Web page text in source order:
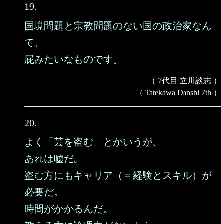
19.
国境問題と宗教問題のない国の政治家なん
て、
屁みたいなものです。
（ 7代目 立川談志 ）
（ Tatekawa Danshi 7th ）
20.
よく「芸を盗む」とかいうが、
あれは嘘だ。
盗む方にもキャリア（＝経験とスキル）が
必要だ。
時間がかかるんだ。